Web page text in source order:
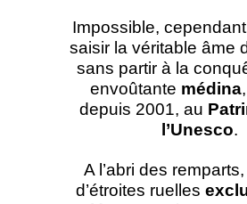
Impossible,
saisir la véritable âme
sans partir à la
envoûtante médina
depuis 2001, au
l’Unesco.
A l’abri des
d’étroites ruelles